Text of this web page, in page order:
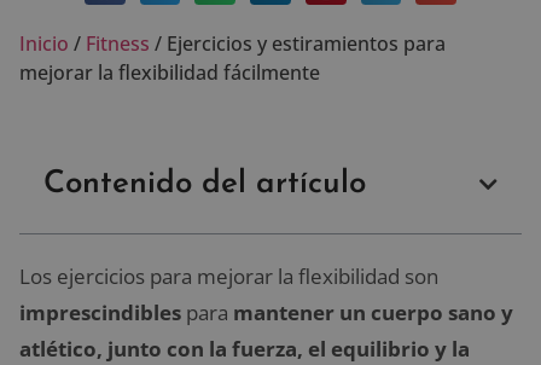
Inicio / Fitness / Ejercicios y estiramientos para
mejorar la flexibilidad fácilmente
Contenido del artículo
Los ejercicios para mejorar la flexibilidad son
imprescindibles para mantener un cuerpo sano y
atlético, junto con la fuerza, el equilibrio y la